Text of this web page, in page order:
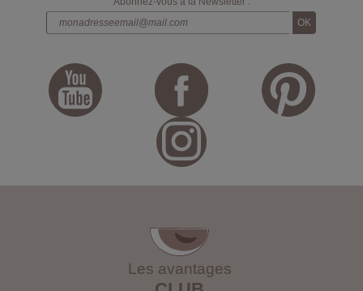
Les avantages